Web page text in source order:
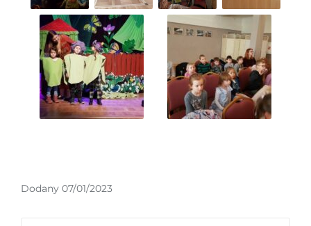
Dodany 07/01/2023